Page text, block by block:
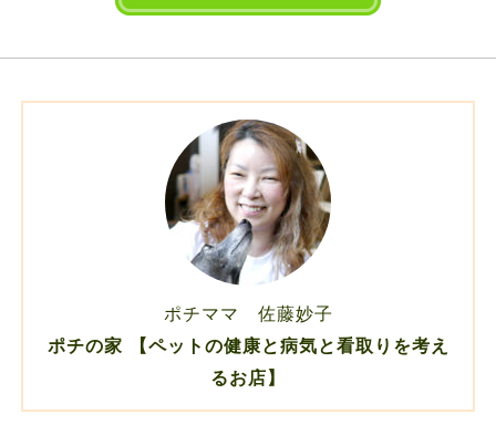
ポチママ 佐藤妙子
ポチの家 【ペットの健康と病気と看取りを考え
るお店】